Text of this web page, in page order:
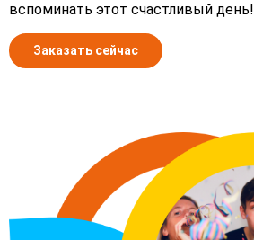
вспоминать этот счастливый день!
Заказать сейчас